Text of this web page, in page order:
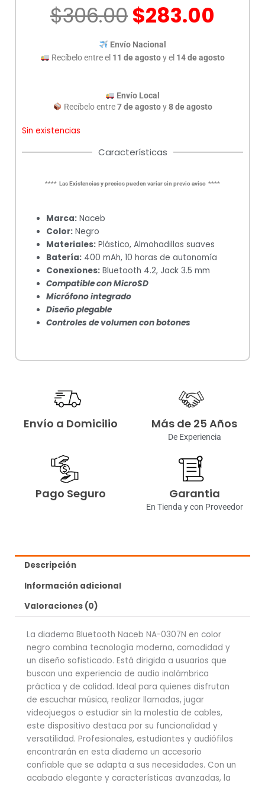
$306.00El
precio
original
era:
$306.00.
$283.00
es:
Envío Nacional
Recíbelo entre el 11 de agostoy el 14 de agosto
Envío Local
Recíbelo entre7 de agostoy8 de agosto
Sin existencias
Características
**** Las Existencias y precios pueden variar sin previo aviso ****
Marca: Naceb
Color: Negro
Materiales: Plástico, Almohadillas suaves
Batería: 400 mAh, 10 horas de autonomía
Conexiones: Bluetooth 4.2, Jack 3.5 mm
Compatible con MicroSD
Micrófono integrado
Diseño plegable
Controles de volumen con botones
Envío a Domicilio Más de 25 Años
De Experiencia
Pago Seguro Garantia
En Tienda y con Proveedor
Descripción
Información adicional
Valoraciones (0)
La diadema Bluetooth Naceb NA-0307N en color
negro combina tecnología moderna, comodidad y
un diseño sofisticado. Está dirigida a usuarios que
buscan una experiencia de audio inalámbrica
práctica y de calidad. Ideal para quienes disfrutan
de escuchar música, realizar llamadas, jugar
videojuegos o estudiar sin la molestia de cables,
este dispositivo destaca por su funcionalidad y
versatilidad. Profesionales, estudiantes y audiófilos
encontrarán en esta diadema un accesorio
confiable que se adapta a sus necesidades. Con un
acabado elegante y características avanzadas, la